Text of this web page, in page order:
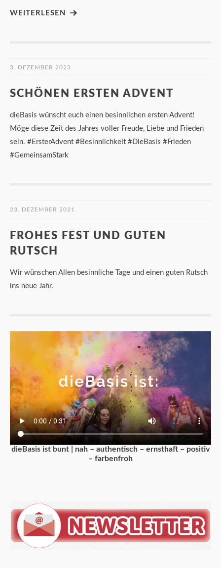
WEITERLESEN
3. DEZEMBER 2023
SCHÖNEN ERSTEN ADVENT
dieBasis wünscht euch einen besinnlichen ersten Advent!
Möge diese Zeit des Jahres voller Freude, Liebe und Frieden
sein. #ErsterAdvent #Besinnlichkeit #DieBasis #Frieden
#GemeinsamStark
23. DEZEMBER 2021
FROHES FEST UND GUTEN
RUTSCH
Wir wünschen Allen besinnliche Tage und einen guten Rutsch
ins neue Jahr.
dieBasis ist bunt | nah – authentisch – ernsthaft – positiv
– farbenfroh